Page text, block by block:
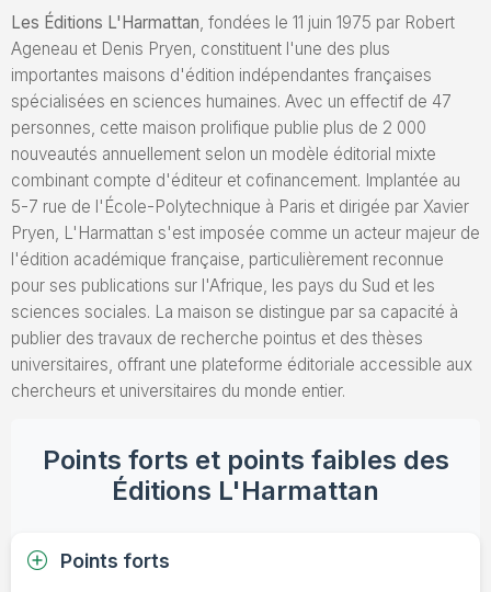
Les Éditions L'Harmattan, fondées le 11 juin 1975 par Robert
Ageneau et Denis Pryen, constituent l'une des plus
importantes maisons d'édition indépendantes françaises
spécialisées en sciences humaines. Avec un effectif de 47
personnes, cette maison prolifique publie plus de 2 000
nouveautés annuellement selon un modèle éditorial mixte
combinant compte d'éditeur et cofinancement. Implantée au
5-7 rue de l'École-Polytechnique à Paris et dirigée par Xavier
Pryen, L'Harmattan s'est imposée comme un acteur majeur de
l'édition académique française, particulièrement reconnue
pour ses publications sur l'Afrique, les pays du Sud et les
sciences sociales. La maison se distingue par sa capacité à
publier des travaux de recherche pointus et des thèses
universitaires, offrant une plateforme éditoriale accessible aux
chercheurs et universitaires du monde entier.
Points forts et points faibles des
Éditions L'Harmattan
Points forts